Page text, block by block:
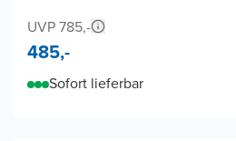
UVP 785,-
485,-
Sofort lieferbar